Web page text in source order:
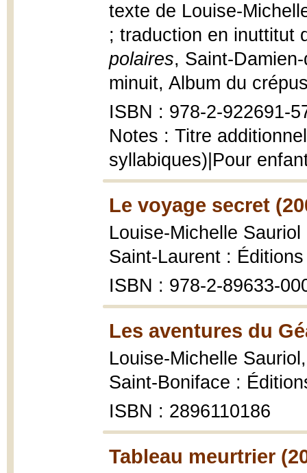
texte de Louise-
; traduction en inuttitut
polaires, Saint-
minuit, Album du
ISBN : 978-2-922691-
Notes : Titre
syllabiques)|Pour
Le voyage secret
Louise-Michelle
Saint-Laurent :
ISBN : 978-2-89633-
Les aventures du
Louise-Michelle
Saint-Boniface :
ISBN : 2896110186
Tableau meurtrier